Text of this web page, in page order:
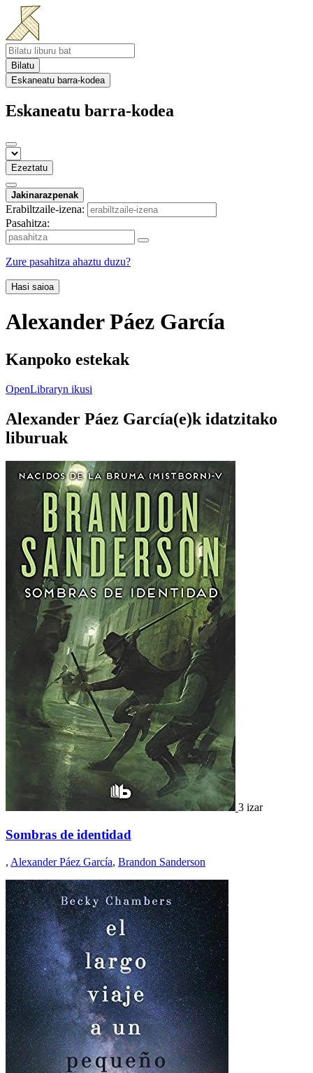
Bilatu
Eskaneatu barra-kodea
Eskaneatu barra-kodea
Ezeztatu
Jakinarazpenak
Erabiltzaile-izena:
Pasahitza:
Zure pasahitza ahaztu duzu?
Hasi saioa
Alexander Páez García
Kanpoko estekak
OpenLibraryn ikusi
Alexander Páez García(e)k idatzitako
liburuak
3 izar
Sombras de identidad
, Alexander Páez García, Brandon Sanderson